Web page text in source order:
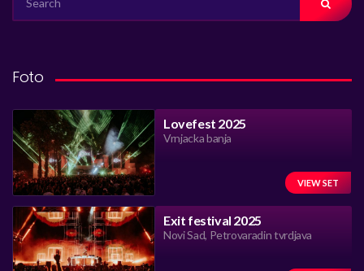
FOR:
Foto
Lovefest 2025
Vrnjacka banja
VIEW SET
Exit festival 2025
Novi Sad, Petrovaradin tvrdjava